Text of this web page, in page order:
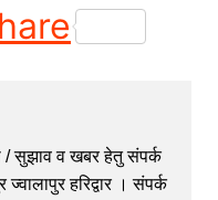
/ सुझाव व खबर हेतु संपर्क
हरिद्वार । संपर्क